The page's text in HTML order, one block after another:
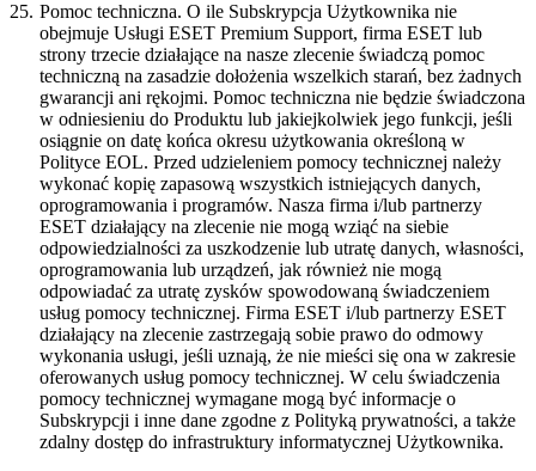
25. Pomoc techniczna. O ile Subskrypcja Użytkownika nie
obejmuje Usługi ESET Premium Support, firma ESET lub
strony trzecie działające na nasze zlecenie świadczą pomoc
techniczną na zasadzie dołożenia wszelkich starań, bez żadnych
gwarancji ani rękojmi. Pomoc techniczna nie będzie świadczona
w odniesieniu do Produktu lub jakiejkolwiek jego funkcji, jeśli
osiągnie on datę końca okresu użytkowania określoną w
Polityce EOL. Przed udzieleniem pomocy technicznej należy
wykonać kopię zapasową wszystkich istniejących danych,
oprogramowania i programów. Nasza firma i/lub partnerzy
ESET działający na zlecenie nie mogą wziąć na siebie
odpowiedzialności za uszkodzenie lub utratę danych, własności,
oprogramowania lub urządzeń, jak również nie mogą
odpowiadać za utratę zysków spowodowaną świadczeniem
usług pomocy technicznej. Firma ESET i/lub partnerzy ESET
działający na zlecenie zastrzegają sobie prawo do odmowy
wykonania usługi, jeśli uznają, że nie mieści się ona w zakresie
oferowanych usług pomocy technicznej. W celu świadczenia
pomocy technicznej wymagane mogą być informacje o
Subskrypcji i inne dane zgodne z Polityką prywatności, a także
zdalny dostęp do infrastruktury informatycznej Użytkownika.